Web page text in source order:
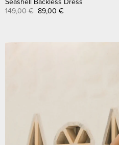
149,00€ 89,00 €